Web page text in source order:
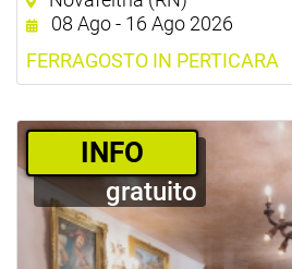
08 Ago - 16 Ago 2026
FERRAGOSTO IN PERTICARA
­INFO
gratuito